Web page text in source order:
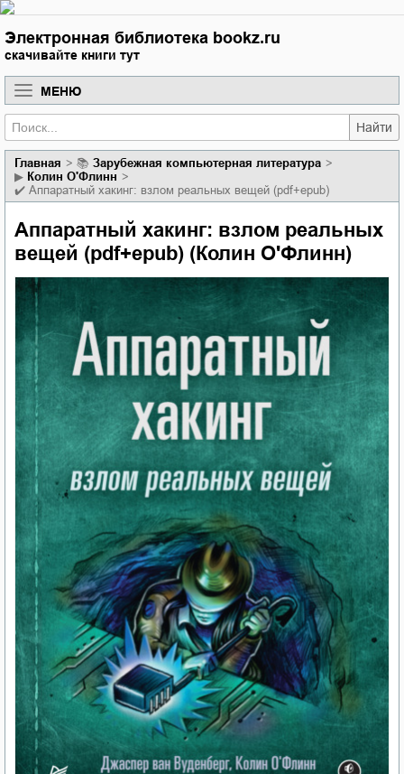
Электронная библиотека bookz.ru
скачивайте книги тут
МЕНЮ
Найти
Главная 📚
зарубежная компьютерная литература
▶ Колин О'Флинн
✔️ Аппаратный хакинг: взлом реальных вещей (pdf+epub)
Аппаратный хакинг: взлом реальных
вещей (pdf+epub) (Колин О'Флинн)